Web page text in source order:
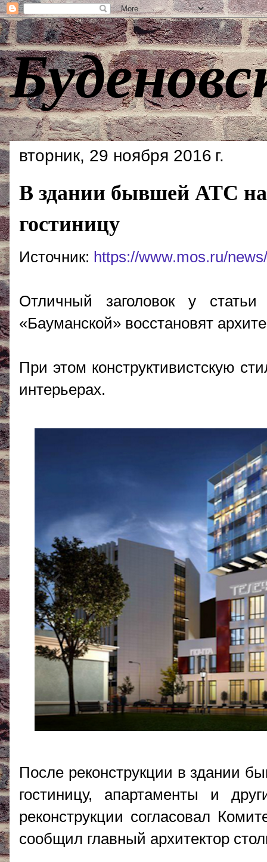
вторник, 29 ноября 2016 г.
В здании бывшей АТС
гостиницу
Источник: https://www.mos.ru/
Отличный заголовок у
«Бауманской» восстановят
При этом конструктивистскую
интерьерах.
После реконструкции в здании
гостиницу, апартаменты и
реконструкции согласовал
сообщил главный архитектор